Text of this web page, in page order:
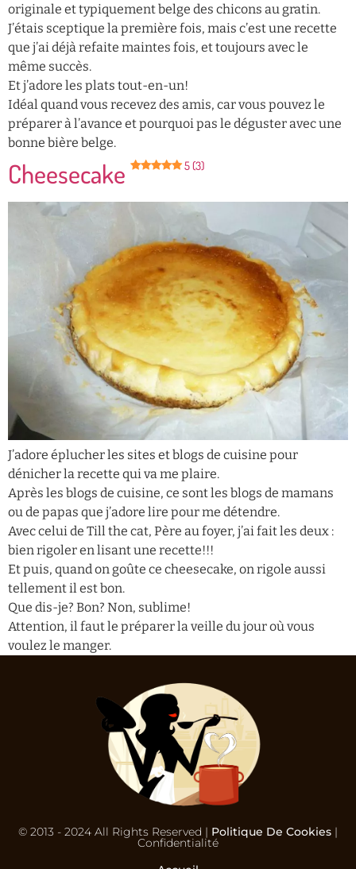
originale et typiquement belge des chicons au gratin.
J’étais sceptique la première fois, mais c’est une recette
que j’ai déjà refaite maintes fois, et toujours avec le
même succès.
Et j’adore les plats tout-en-un!
Idéal quand vous recevez des amis, car vous pouvez le
préparer à l’avance et pourquoi pas le déguster avec une
bonne bière belge.
Cheesecake 5 (3)
J’adore éplucher les sites et blogs de cuisine pour
dénicher la recette qui va me plaire.
Après les blogs de cuisine, ce sont les blogs de mamans
ou de papas que j’adore lire pour me détendre.
Avec celui de Till the cat, Père au foyer, j’ai fait les deux :
bien rigoler en lisant une recette!!!
Et puis, quand on goûte ce cheesecake, on rigole aussi
tellement il est bon.
Que dis-je? Bon? Non, sublime!
Attention, il faut le préparer la veille du jour où vous
voulez le manger.
© 2013 - 2024 All Rights Reserved | Politique De Cookies |
Confidentialité